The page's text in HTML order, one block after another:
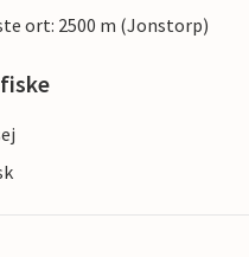
ort: 2500 m (Jonstorp)